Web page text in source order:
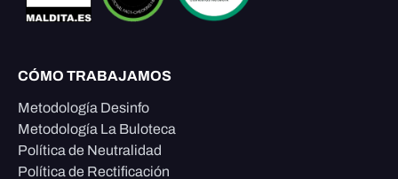
CÓMO TRABAJAMOS
Metodología Desinfo
Metodología La Buloteca
Política de Neutralidad
Política de Rectificación